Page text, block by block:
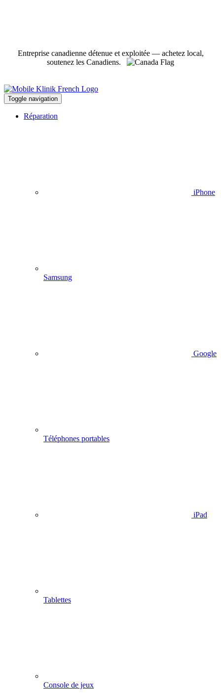
Entreprise canadienne détenue et exploitée — achetez local,
soutenez les Canadiens.
Toggle navigation
Réparation
iPhone
Samsung
Google
Téléphones portables
iPad
Tablettes
Console de jeux